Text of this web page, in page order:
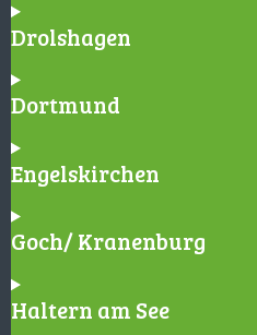
Drolshagen
Dortmund
Engelskirchen
Goch/ Kranenburg
Haltern am See